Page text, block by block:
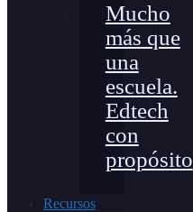
Mucho
más que
una
escuela.
Edtech
con
propósito
Recursos